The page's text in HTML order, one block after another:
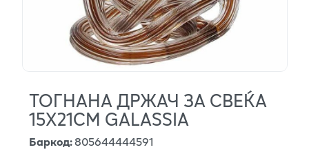
ТОГНАНА ДРЖАЧ ЗА СВЕЌА
15Х21СМ GALASSIA
Баркод:805644444591